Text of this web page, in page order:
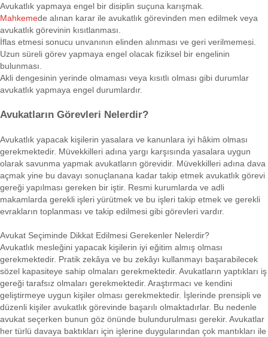
Avukatlık yapmaya engel bir disiplin suçuna karışmak.
Mahkemede alınan karar ile avukatlık görevinden men edilmek veya
avukatlık görevinin kısıtlanması.
İflas etmesi sonucu unvanının elinden alınması ve geri verilmemesi.
Uzun süreli görev yapmaya engel olacak fiziksel bir engelinin
bulunması.
Akli dengesinin yerinde olmaması veya kısıtlı olması gibi durumlar
avukatlık yapmaya engel durumlardır.
Avukatların Görevleri Nelerdir?
Avukatlık yapacak kişilerin yasalara ve kanunlara iyi hâkim olması
gerekmektedir. Müvekkilleri adına yargı karşısında yasalara uygun
olarak savunma yapmak avukatların görevidir. Müvekkilleri adına dava
açmak yine bu davayı sonuçlanana kadar takip etmek avukatlık görevi
gereği yapılması gereken bir iştir. Resmi kurumlarda ve adli
makamlarda gerekli işleri yürütmek ve bu işleri takip etmek ve gerekli
evrakların toplanması ve takip edilmesi gibi görevleri vardır.
Avukat Seçiminde Dikkat Edilmesi Gerekenler Nelerdir?
Avukatlık mesleğini yapacak kişilerin iyi eğitim almış olması
gerekmektedir. Pratik zekâya ve bu zekâyı kullanmayı başarabilecek
sözel kapasiteye sahip olmaları gerekmektedir. Avukatların yaptıkları iş
gereği tarafsız olmaları gerekmektedir. Araştırmacı ve kendini
geliştirmeye uygun kişiler olması gerekmektedir. İşlerinde prensipli ve
düzenli kişiler avukatlık görevinde başarılı olmaktadırlar. Bu nedenle
avukat seçerken bunun göz önünde bulundurulması gerekir. Avukatlar
her türlü davaya baktıkları için işlerine duygularından çok mantıkları ile